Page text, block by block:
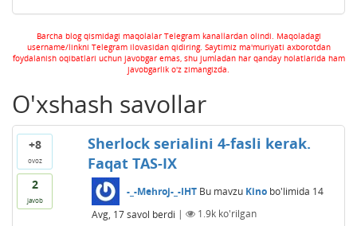
Barcha blog qismidagi maqolalar Telegram kanallardan olindi. Maqoladagi
username/linkni Telegram ilovasidan qidiring. Saytimiz ma'muriyati axborotdan
foydalanish oqibatlari uchun javobgar emas, shu jumladan har qanday holatlarida ham
javobgarlik o'z zimangizda.
O'xshash savollar
+8
ovoz
2
javob
Sherlock serialini 4-fasli kerak.
Faqat TAS-IX
-_-Mehroj-_-IHT Bu mavzu Kinobo'limida 14
Avg, 17 savol berdi | 1.9kko'rilgan